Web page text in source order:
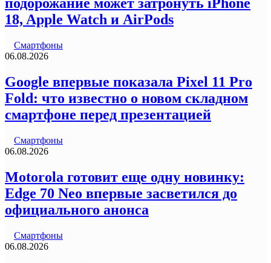
18, Apple Watch и AirPods
Смартфоны
06.08.2026
Google впервые показала Pixel 11 Pro
Fold: что известно о новом складном
смартфоне перед презентацией
Смартфоны
06.08.2026
Motorola готовит еще одну новинку:
Edge 70 Neo впервые засветился до
официального анонса
Смартфоны
06.08.2026